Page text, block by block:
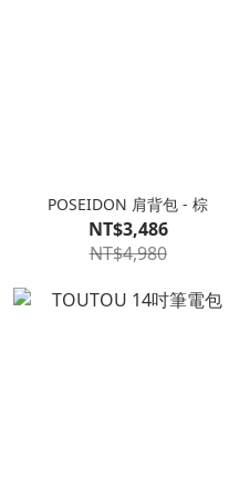
POSEIDON 肩背包 - 棕
NT$3,486
NT$4,980